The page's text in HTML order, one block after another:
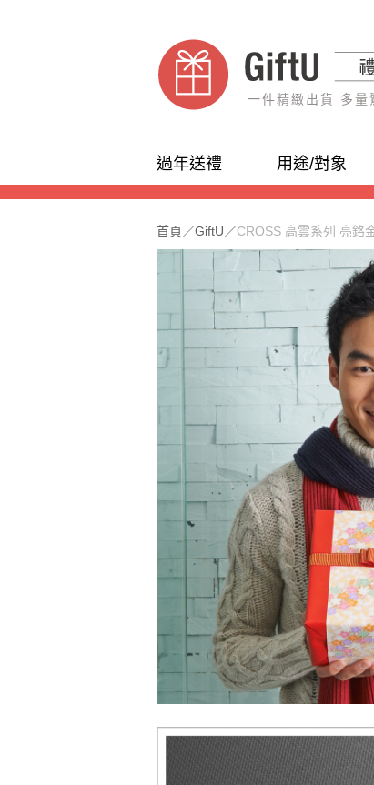
一件精緻出貨 多量
過年送禮 用途/對象
首頁 ／GiftU ／CROSS 高雲系列 亮鉻